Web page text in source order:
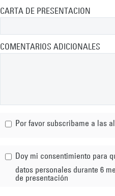
CARTA DE PRESENTACION
COMENTARIOS ADICIONALES
Por favor subscribame a las
datos personales durante 6
de presentación